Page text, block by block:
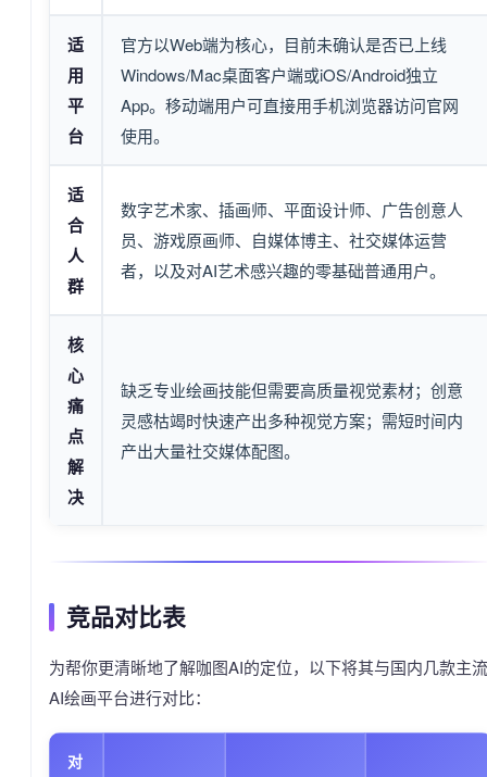
适
用
平
台
官方以Web端为核心，目前未确认是否已上线
Windows/Mac桌面客户端或iOS/Android独立
App。移动端用户可直接用手机浏览器访问官网
使用。
适
合
人
群
数字艺术家、插画师、平面设计师、广告创意人
员、游戏原画师、自媒体博主、社交媒体运营
者，以及对AI艺术感兴趣的零基础普通用户。
核
心
痛
点
解
决
缺乏专业绘画技能但需要高质量视觉素材；创意
灵感枯竭时快速产出多种视觉方案；需短时间内
产出大量社交媒体配图。
竞品对比表
为帮你更清晰地了解咖图AI的定位，以下将其与国内几款主流
AI绘画平台进行对比：
对